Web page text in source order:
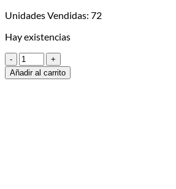
Unidades Vendidas: 72
Hay existencias
Colorete
Ecológico
Compacto
Añadir al carrito